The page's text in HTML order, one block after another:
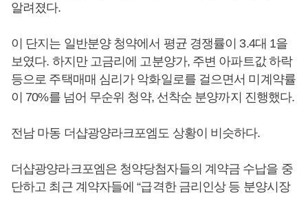
알려졌다.
이 단지는 일반분양 청약에서 평균 경쟁률이 3.4대 1을
보였다. 하지만 고금리에 고분양가, 주변 아파트값 하락
등으로 주택매매 심리가 악화일로를 걸으면서 미계약률
이 70%를 넘어 무순위 청약, 선착순 분양까지 진행했다.
전남 마동 더샵광양라크포엠도 상황이 비슷하다.
더샵광양라크포엠은 청약당첨자들의 계약금 수납을 중
단하고 최근 계약자들에 “급격한 금리인상 등 분양시장